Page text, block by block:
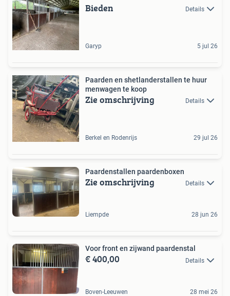
Bieden Details
Garyp 5 jul 26
Paarden en shetlanderstallen te huur
menwagen te koop
Zie omschrijving Details
Berkel en Rodenrijs 29 jul 26
Paardenstallen paardenboxen
Zie omschrijving Details
Liempde 28 jun 26
Voor front en zijwand paardenstal
€ 400,00 Details
Boven-Leeuwen 28 mei 26